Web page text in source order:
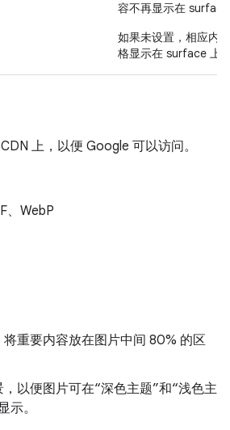
容不再显示在
如果未设置，相应内
格显示在 surface 上
上，以便 Google 可以访问。
、WebP
将重要内容放在图片中间 80% 的区
以便图片可在“深色主题”和“浅色主
示。